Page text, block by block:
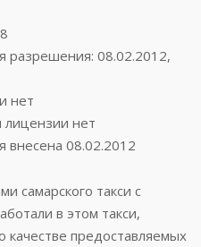
разрешения: 08.02.2012,
нет
лицензии нет
внесена 08.02.2012
самарского такси с
в этом такси,
качестве предоставляемых